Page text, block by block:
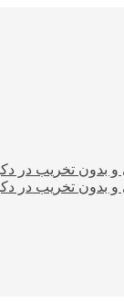
و بدون تخریب در
و بدون تخریب در